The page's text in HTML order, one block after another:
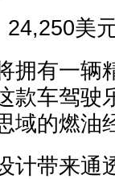
美
有一辆
款车驾驶
域的燃油
带来通